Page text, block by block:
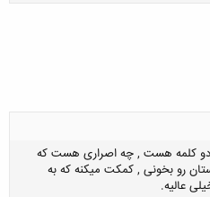
کلمه هست , چه اصراری هست که
رو بخونی , کمکت میکنه که به
عالیه.